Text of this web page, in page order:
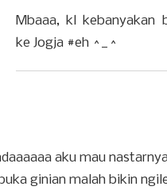
Mbaaa, kl kebanyakan
ke Jogja #eh ^_^
aku mau
ginian malah bikin